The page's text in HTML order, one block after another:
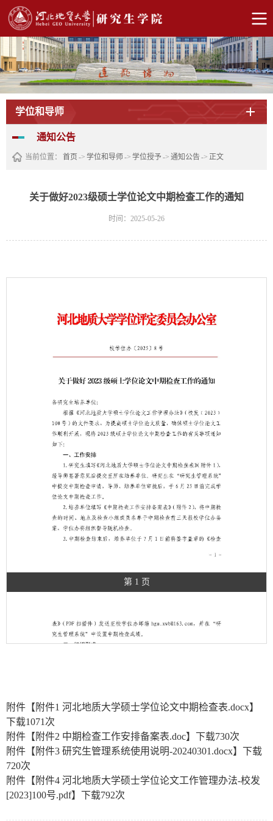
学位和导师
通知公告
当前位置： 首页 -> 学位和导师 -> 学位授予-> 通知公告-> 正文
关于做好2023级硕士学位论文中期检查工作的通知
时间：2025-05-26
第 1 页
附件【 附件1 河北地质大学硕士学位论文中期检查表.docx】
下载1071 次
附件【 附件2 中期检查工作安排备案表.doc】下载730次
附件【 附件3 研究生管理系统使用说明-20240301.docx】下载
720次
附件【 附件4 河北地质大学硕士学位论文工作管理办法-校发
[2023]100号.pdf】下载792次